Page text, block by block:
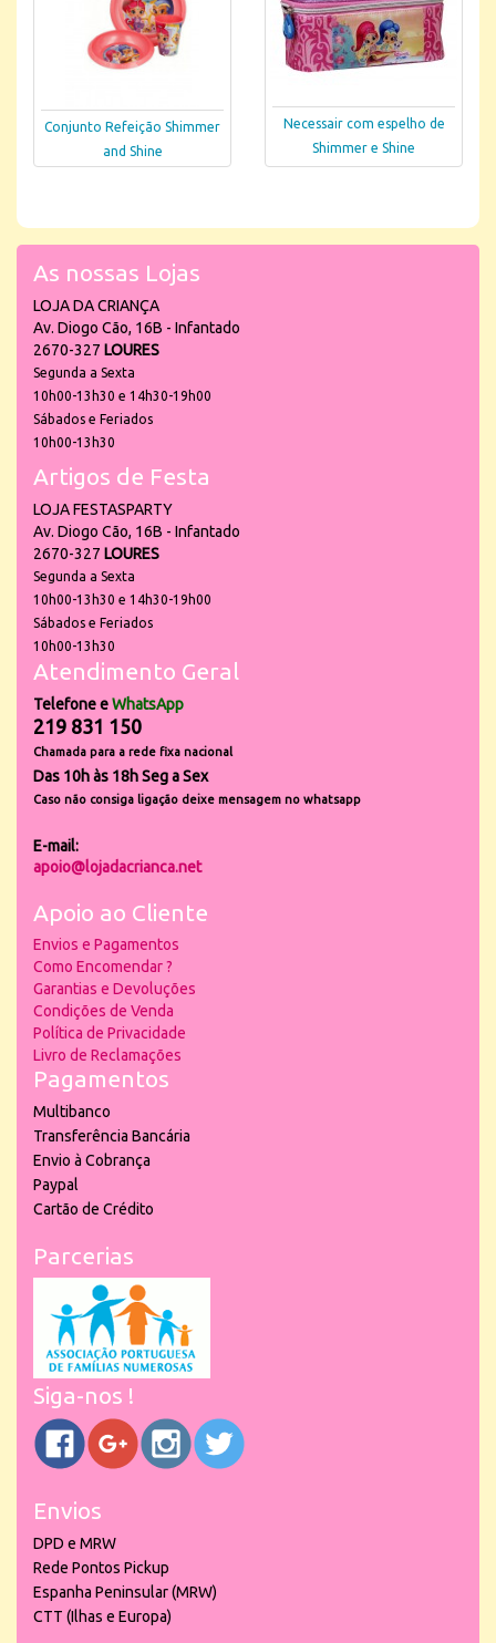
Conjunto Refeição Shimmer
and Shine
Necessair com espelho de
Shimmer e Shine
As nossas Lojas
LOJA DA CRIANÇA
Av. Diogo Cão, 16B - Infantado
2670-327 LOURES
Segunda a Sexta
10h00-13h30 e 14h30-19h00
Sábados e Feriados
10h00-13h30
Artigos de Festa
LOJA FESTASPARTY
Av. Diogo Cão, 16B - Infantado
2670-327 LOURES
Segunda a Sexta
10h00-13h30 e 14h30-19h00
Sábados e Feriados
10h00-13h30
Atendimento Geral
Telefone eWhatsApp
219 831 150
Chamada para a rede fixa nacional
Das 10h às 18h Seg a Sex
Caso não consiga ligação deixe mensagem no whatsapp
E-mail:
apoio@lojadacrianca.net
Apoio ao Cliente
Envios e Pagamentos
Como Encomendar ?
Garantias e Devoluções
Condições de Venda
Política de Privacidade
Livro de Reclamações
Pagamentos
Multibanco
Transferência Bancária
Envio à Cobrança
Paypal
Cartão de Crédito
Parcerias
Siga-nos !
Envios
DPD e MRW
Rede Pontos Pickup
Espanha Peninsular (MRW)
CTT (Ilhas e Europa)